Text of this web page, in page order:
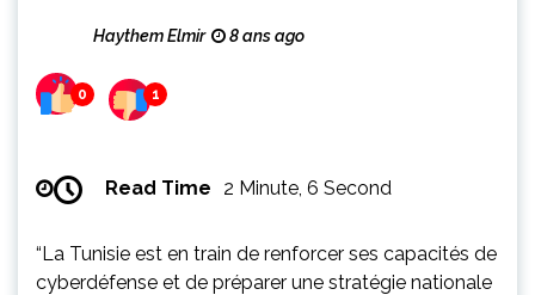
Haythem Elmir 8 ans ago
0 1
Read Time 2 Minute, 6 Second
“La Tunisie est en train de renforcer ses capacités de
cyberdéfense et de préparer une stratégie nationale